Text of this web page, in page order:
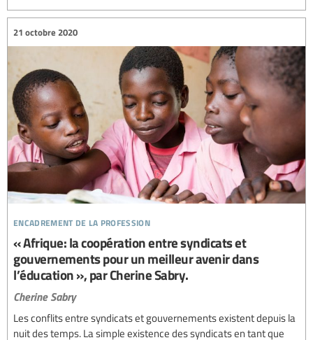
encadrement de la profession
21 octobre 2020
« Afrique: la coopération entre syndicats et
gouvernements pour un meilleur avenir dans
l’éducation », par Cherine Sabry.
Cherine Sabry
Les conflits entre syndicats et gouvernements existent depuis la
nuit des temps. La simple existence des syndicats en tant que